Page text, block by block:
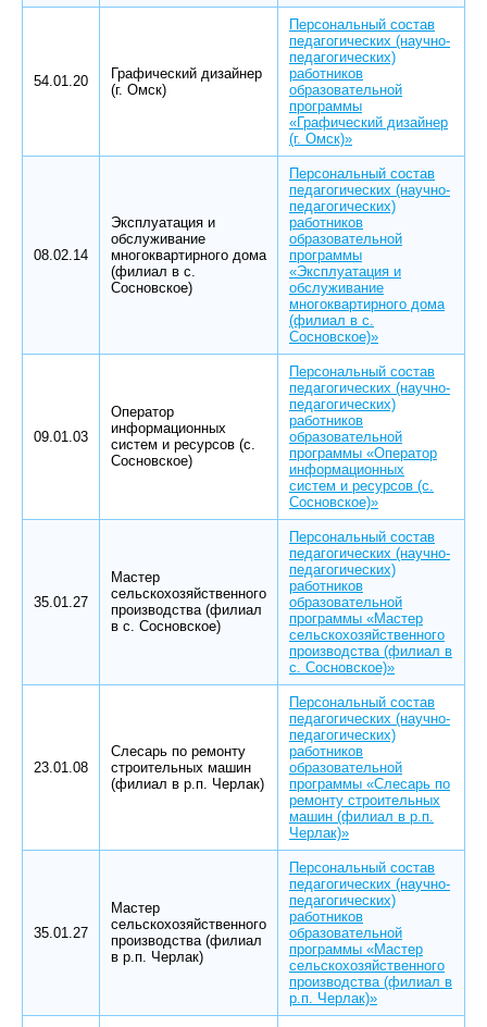
54.01.20
Графический дизайнер
(г. Омск)
Персональный состав
педагогических (научно-
педагогических)
работников
образовательной
программы
«Графический дизайнер
(г. Омск)»
08.02.14
Эксплуатация и
обслуживание
многоквартирного дома
(филиал в с.
Сосновское)
Персональный состав
педагогических (научно-
педагогических)
работников
образовательной
программы
«Эксплуатация и
обслуживание
многоквартирного дома
(филиал в с.
Сосновское)»
09.01.03
Оператор
информационных
систем и ресурсов (с.
Сосновское)
Персональный состав
педагогических (научно-
педагогических)
работников
образовательной
программы «Оператор
информационных
систем и ресурсов (с.
Сосновское)»
35.01.27
Мастер
сельскохозяйственного
производства (филиал
в с. Сосновское)
Персональный состав
педагогических (научно-
педагогических)
работников
образовательной
программы «Мастер
сельскохозяйственного
производства (филиал в
с. Сосновское)»
23.01.08
Слесарь по ремонту
строительных машин
(филиал в р.п. Черлак)
Персональный состав
педагогических (научно-
педагогических)
работников
образовательной
программы «Слесарь по
ремонту строительных
машин (филиал в р.п.
Черлак)»
35.01.27
Мастер
сельскохозяйственного
производства (филиал
в р.п. Черлак)
Персональный состав
педагогических (научно-
педагогических)
работников
образовательной
программы «Мастер
сельскохозяйственного
производства (филиал в
р.п. Черлак)»